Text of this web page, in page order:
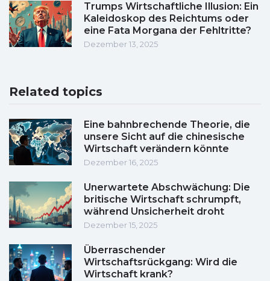
Trumps Wirtschaftliche Illusion: Ein
Kaleidoskop des Reichtums oder
eine Fata Morgana der Fehltritte?
Dezember 13, 2025
Related topics
Eine bahnbrechende Theorie, die
unsere Sicht auf die chinesische
Wirtschaft verändern könnte
Dezember 16, 2025
Unerwartete Abschwächung: Die
britische Wirtschaft schrumpft,
während Unsicherheit droht
Dezember 15, 2025
Überraschender
Wirtschaftsrückgang: Wird die
Wirtschaft krank?